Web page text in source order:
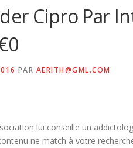
Cipro Par
PAR AERITH@GML.COM
lui conseille un
ne match à votre